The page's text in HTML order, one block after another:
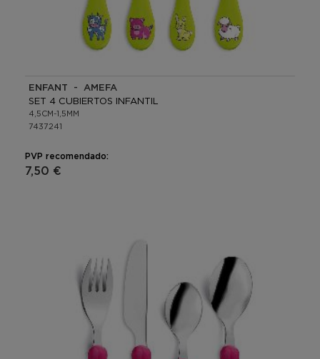
ENFANT - AMEFA
SET 4 CUBIERTOS INFANTIL
4,5CM-1,5MM
7437241
PVP recomendado:
7,50 €